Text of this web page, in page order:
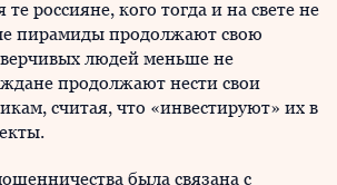
россияне, кого тогда и на свете не
пирамиды продолжают свою
людей меньше не
продолжают нести свои
считая, что «инвестируют» их в
была связана с